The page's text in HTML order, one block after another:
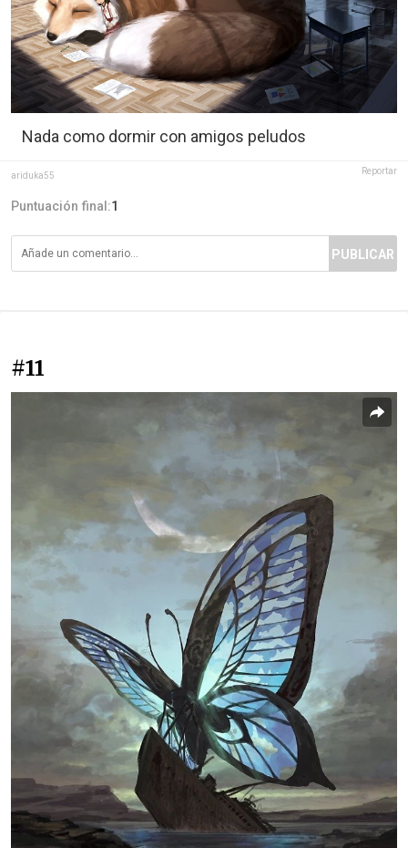
Nada como dormir con amigos peludos
ariduka55 Reportar
Puntuación final:1
PUBLICAR
#11